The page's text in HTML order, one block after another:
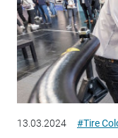
13.03.2024 #Tire